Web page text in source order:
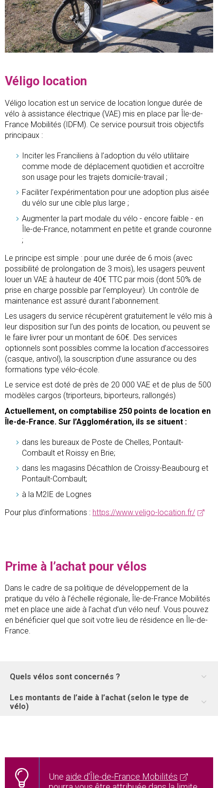
Véligo location
Véligo location est un service de location longue durée de
vélo à assistance électrique (VAE) mis en place par Île-de-
France Mobilités (IDFM). Ce service poursuit trois objectifs
principaux :
Inciter les Franciliens à l’adoption du vélo utilitaire
comme mode de déplacement quotidien et accroître
son usage pour les trajets domicile-travail ;
Faciliter l’expérimentation pour une adoption plus aisée
du vélo sur une cible plus large ;
Augmenter la part modale du vélo - encore faible - en
Île-de-France, notamment en petite et grande couronne
;
Le principe est simple : pour une durée de 6 mois (avec
possibilité de prolongation de 3 mois), les usagers peuvent
louer un VAE à hauteur de 40€ TTC par mois (dont 50% de
prise en charge possible par l’employeur). Un contrôle de
maintenance est assuré durant l’abonnement.
Les usagers du service récupèrent gratuitement le vélo mis à
leur disposition sur l’un des points de location, ou peuvent se
le faire livrer pour un montant de 60€. Des services
optionnels sont possibles comme la location d’accessoires
(casque, antivol), la souscription d’une assurance ou des
formations type vélo-école.
Le service est doté de près de 20 000 VAE et de plus de 500
modèles cargos (triporteurs, biporteurs, rallongés)
Actuellement, on comptabilise 250 points de location en
Île-de-France. Sur l’Agglomération, ils se situent :
dans les bureaux de Poste de Chelles, Pontault-
Combault et Roissy en Brie;
dans les magasins Décathlon de Croissy-Beaubourg et
Pontault-Combault;
à la M2IE de Lognes
Pour plus d’informations : https://www.veligo-location.fr/
Prime à l’achat pour vélos
Dans le cadre de sa politique de développement de la
pratique du vélo à l’échelle régionale, Île-de-France Mobilités
met en place une aide à l’achat d’un vélo neuf. Vous pouvez
en bénéficier quel que soit votre lieu de résidence en Île-de-
France.
Quels vélos sont concernés ?
Les montants de l’aide à l’achat (selon le type de
vélo)
Une aide d'Île-de-France Mobilités